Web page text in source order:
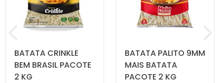
BATATA CRINKLE
BEM BRASIL PACOTE
2 KG
BATATA PALITO 9MM
MAIS BATATA
PACOTE 2 KG